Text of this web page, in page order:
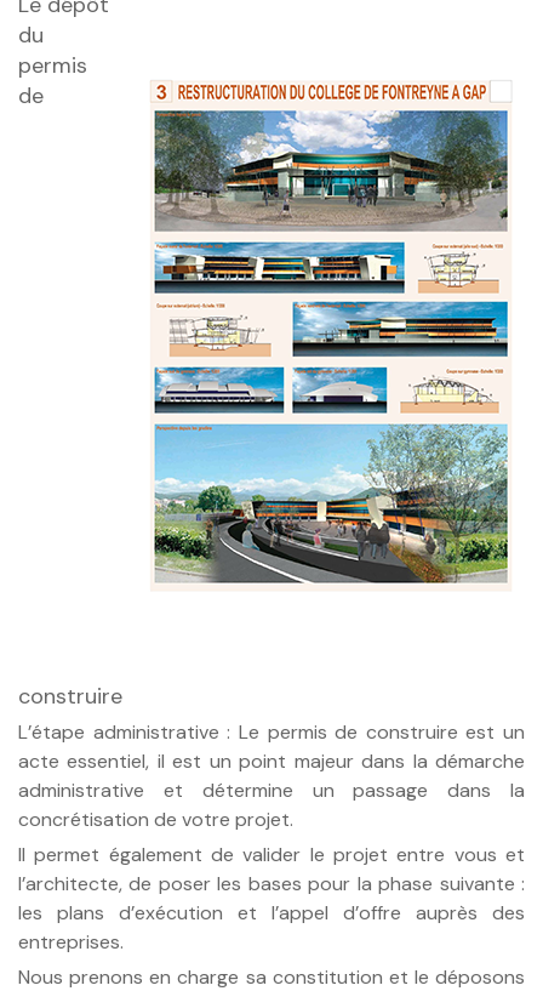
du
permis
de
construire
L’étape administrative : Le permis de construire est un
acte essentiel, il est un point majeur dans la démarche
administrative et détermine un passage dans la
concrétisation de votre projet.
Il permet également de valider le projet entre vous et
l’architecte, de poser les bases pour la phase suivante :
les plans d’exécution et l’appel d’offre auprès des
entreprises.
Nous prenons en charge sa constitution et le déposons